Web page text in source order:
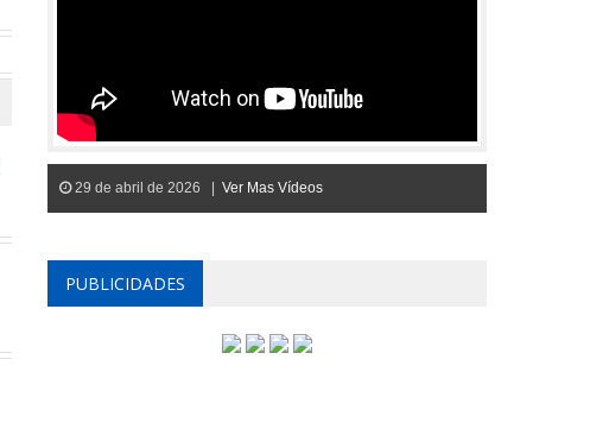
29 de abril de 2026 | Ver Mas Vídeos
PUBLICIDADES